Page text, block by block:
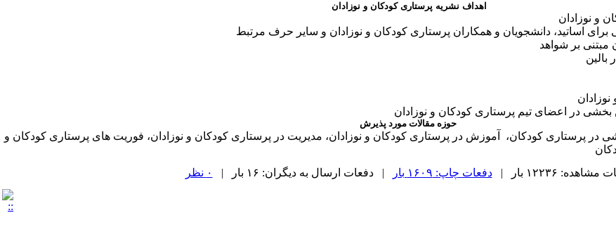
اهداف نشریه پرستاری کودکان و نوزادان
و نوزادان
برای اساتید، دانشجویان و همکاران پرستاری کودکان و نوزادان و سایر حرف مرتبط
بر شواهد
بالین
در اعضای تیم پرستاری کودکان و نوزادان
حوزه مقالات مورد پذیرش
در پرستاری کودکان، آموزش در پرستاری کودکان و نوزادان، مدیریت در پرستاری کودکان و نوزادان، فوریت های پرستاری کودکان و
۱۲۲۳۶ بار |
دفعات چاپ: ۱۶۰۹ بار | دفعات ارسال به دیگران: ۱۶ بار | ۰ نظر